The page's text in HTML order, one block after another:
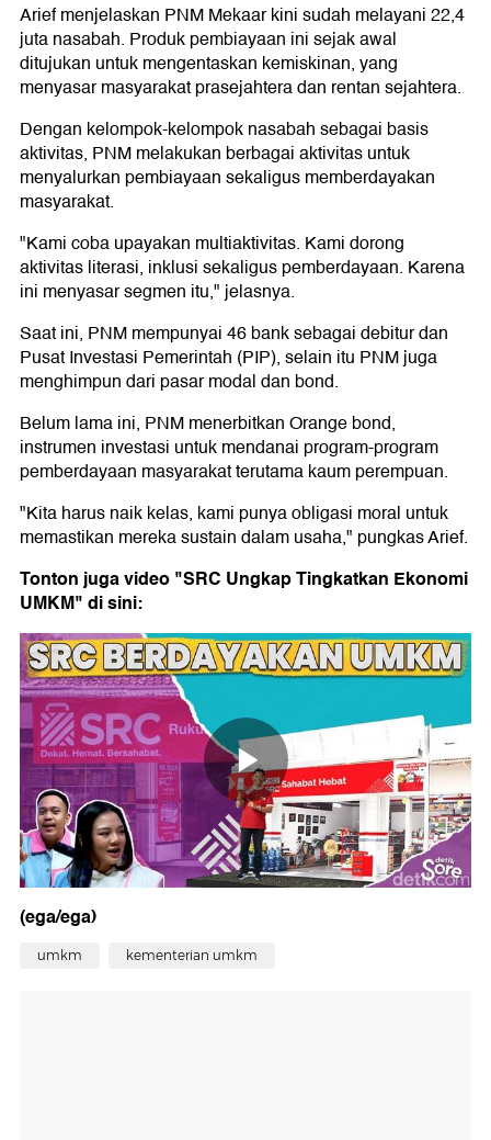
Arief menjelaskan PNM Mekaar kini sudah melayani 22,4
juta nasabah. Produk pembiayaan ini sejak awal
ditujukan untuk mengentaskan kemiskinan, yang
menyasar masyarakat prasejahtera dan rentan sejahtera.
Dengan kelompok-kelompok nasabah sebagai basis
aktivitas, PNM melakukan berbagai aktivitas untuk
menyalurkan pembiayaan sekaligus memberdayakan
masyarakat.
"Kami coba upayakan multiaktivitas. Kami dorong
aktivitas literasi, inklusi sekaligus pemberdayaan. Karena
ini menyasar segmen itu," jelasnya.
Saat ini, PNM mempunyai 46 bank sebagai debitur dan
Pusat Investasi Pemerintah (PIP), selain itu PNM juga
menghimpun dari pasar modal dan bond.
Belum lama ini, PNM menerbitkan Orange bond,
instrumen investasi untuk mendanai program-program
pemberdayaan masyarakat terutama kaum perempuan.
"Kita harus naik kelas, kami punya obligasi moral untuk
memastikan mereka sustain dalam usaha," pungkas Arief.
Tonton juga video "SRC Ungkap Tingkatkan Ekonomi
UMKM" di sini:
(ega/ega)
umkm kementerian umkm